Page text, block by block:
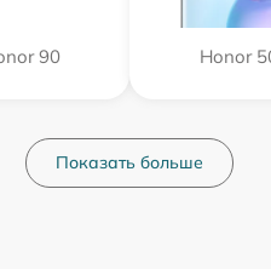
90 Honor
Показать больше